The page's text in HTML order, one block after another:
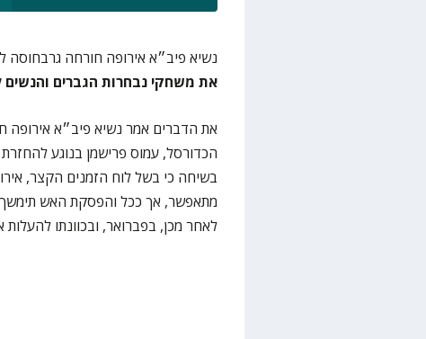
נשיא פיב״א אירופה חורחה גרבחוסה
את משחקי נבחרות הגברים
את הדברים אמר נשיא פיב״א אירופה
הכדורסל, עמוס פרישמן בנוגע
בשיחה כי בשל לוח הזמנים הקצר,
מתאפשר, אך ככל והפסקת האש תימשך
לאחר מכן, בפברואר, ובכוונתו